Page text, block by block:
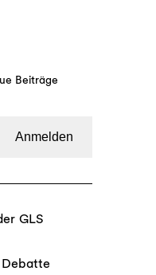
Beiträge
Anmelden
GLS
Debatte